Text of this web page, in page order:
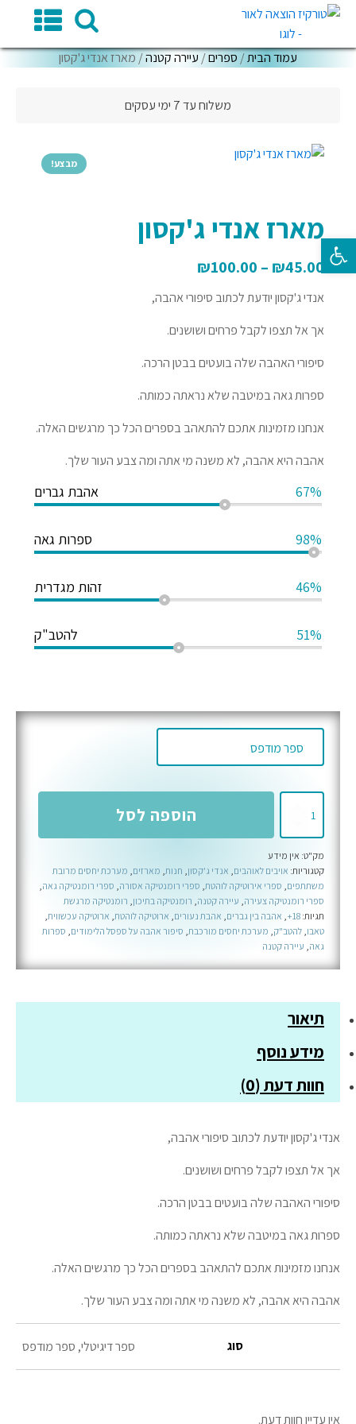
עמוד הבית/ ספרים/ עיירה קטנה/ מארז אנדי ג'קסון
משלוח עד 7 ימי עסקים
מבצע!
מארז אנדי ג'קסון
₪45.00
–
₪100.00
אנדי ג'קסון יודעת לכתוב סיפורי אהבה,
אך אל תצפו לקבל פרחים ושושנים.
סיפורי האהבה שלה בועטים בבטן הרכה.
ספרות גאה במיטבה שלא נראתה כמותה.
אנחנו מזמינות אתכם להתאהב בספרים הכל כך מרגשים האלה.
אהבה היא אהבה, לא משנה מי אתה ומה צבע העור שלך.
אהבת גברים 67%
ספרות גאה 98%
זהות מגדרית 46%
להטב"ק 51%
אנדי
ג'קסון
הוספה לסל
מק"ט: אין מידע
קטגוריות: אויבים לאוהבים, אנדי ג'קסון, חנות, מארזים, מערכת יחסים מרובת
משתתפים, ספרי אירוטיקה לוהטת, ספרי רומנטיקה אסורה, ספרי רומנטיקה גאה,
ספרי רומנטיקה צעירה, עיירה קטנה, רומנטיקה בתיכון, רומנטיקה מרגשת
תגיות: 18+
, אהבה בין גברים, אהבת נעורים, ארוטיקה לוהטת, ארוטיקה עכשווית,
טאבו, להטב"ק, מערכת יחסים מורכבת, סיפור אהבה על ספסל הלימודים, ספרות
גאה, עיירה קטנה
תיאור
מידע נוסף
חוות דעת (0)
אנדי ג'קסון יודעת לכתוב סיפורי אהבה,
אך אל תצפו לקבל פרחים ושושנים.
סיפורי האהבה שלה בועטים בבטן הרכה.
ספרות גאה במיטבה שלא נראתה כמותה.
אנחנו מזמינות אתכם להתאהב בספרים הכל כך מרגשים האלה.
אהבה היא אהבה, לא משנה מי אתה ומה צבע העור שלך.
סוג ספר דיגיטלי, ספר מודפס
אין עדיין חוות דעת.
פתח סרגל נגישות